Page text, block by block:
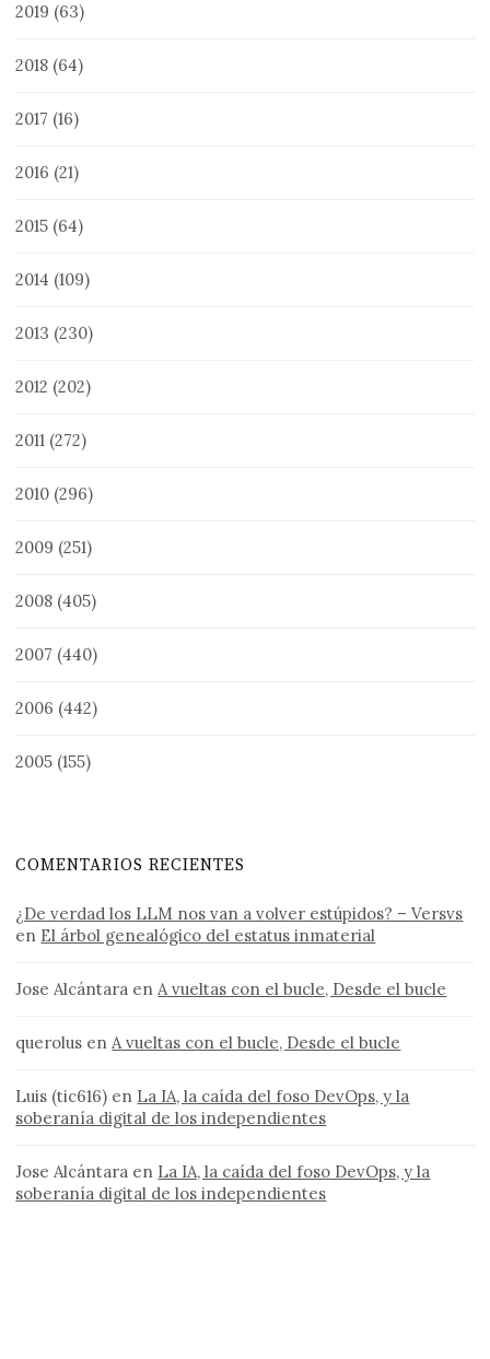
2019 (63)
2018 (64)
2017 (16)
2016 (21)
2015 (64)
2014 (109)
2013 (230)
2012 (202)
2011 (272)
2010 (296)
2009 (251)
2008 (405)
2007 (440)
2006 (442)
2005 (155)
COMENTARIOS RECIENTES
¿De verdad los LLM nos van a volver estúpidos? – Versvs
en El árbol genealógico del estatus inmaterial
Jose Alcántara enA vueltas con el bucle, Desde el bucle
querolus enA vueltas con el bucle, Desde el bucle
Luis (tic616) en La IA, la caída del foso DevOps, y la
soberanía digital de los independientes
Jose Alcántara en La IA, la caída del foso DevOps, y la
soberanía digital de los independientes